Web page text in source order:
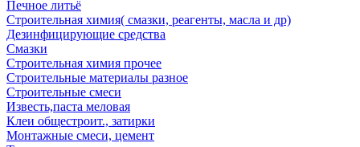
Печное литьё
Строительная химия( смазки, реагенты, масла и др)
Дезинфицирующие средства
Смазки
Строительная химия прочее
Строительные материалы разное
Строительные смеси
Известь,паста меловая
Клеи общестроит., затирки
Монтажные смеси, цемент